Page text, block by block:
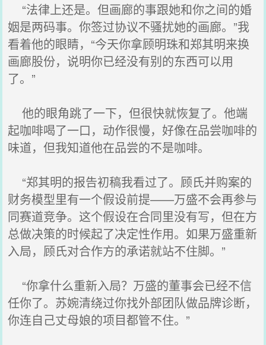
“法律上还是。但画廊的事跟她和你之间的婚
姻是两码事。你签过协议不骚扰她的画廊。”我
看着他的眼睛，“今天你拿顾明珠和郑其明来换
画廊股份，说明你已经没有别的东西可以用
了。”
他的眼角跳了一下，但很快就恢复了。他端
起咖啡喝了一口，动作很慢，好像在品尝咖啡的
味道，但我知道他在品尝的不是咖啡。
“郑其明的报告初稿我看过了。顾氏并购案的
财务模型里有一个假设前提——万盛不会再参与
同赛道竞争。这个假设在合同里没有写，但在方
总做决策的时候起了决定性作用。如果万盛重新
入局，顾氏对合作方的承诺就站不住脚。”
“你拿什么重新入局？万盛的董事会已经不信
任你了。苏婉清绕过你找外部团队做品牌诊断，
你连自己丈母娘的项目都管不住。”